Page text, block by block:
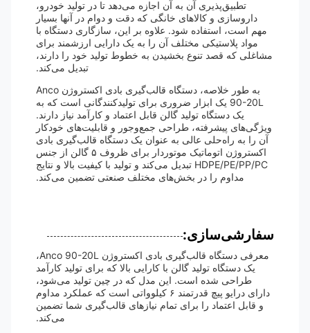
تطبیق‌پذیری آن به آن اجازه می‌دهد تا در تولید خودرو،
داروسازی و کالاهای خانگی که دقت و دوام در آنها بسیار
مهم است، استفاده شود. علاوه بر این، سازگاری دستگاه با
مواد پلاستیکی مختلف آن را به یک دارایی ارزشمند برای
مشاغلی که قصد تنوع بخشیدن به خطوط تولید خود را دارند،
تبدیل می‌کند.
به طور خلاصه، دستگاه قالب‌گیری بادی اکستروژن Anco
90-20L یک ابزار ضروری برای تولیدکنندگانی است که به
یک دستگاه تولید گالن قابل اعتماد و کارآمد نیاز دارند.
ویژگی‌های پیشرفته، طراحی جمع‌وجور و قابلیت‌های خودکار
آن را به راه‌حلی عالی به عنوان یک دستگاه قالب‌گیری بادی
اکستروژن اتوماتیک موتوردار برای ظروف ۵ گالن از جنس
HDPE/PE/PP/PC تبدیل می‌کند و تولید با کیفیت بالا و نتایج
مداوم را در بخش‌های مختلف صنعتی تضمین می‌کند.
سفارشی‌سازی:
معرفی دستگاه قالب‌گیری بادی اکستروژن Anco 90-20L،
یک دستگاه تولید گالن با کارایی بالا که برای تولید کارآمد
طراحی شده است. این مدل که در چین تولید می‌شود،
دارای درایو پیچ قدرتمند ۶ کیلوواتی است که عملکرد مداوم
و قابل اعتماد را برای تمام نیازهای قالب‌گیری شما تضمین
می‌کند.